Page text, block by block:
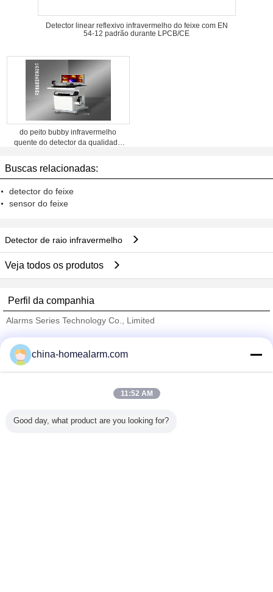
Detector linear reflexivo infravermelho do feixe com EN
54-12 padrão durante LPCB/CE
do peito bubby infravermelho
quente do detector da qualidade
Buscas relacionadas:
detector do feixe
sensor do feixe
Detector de raio infravermelho
Veja todos os produtos
Perfil da companhia
Alarms Series Technology Co., Limited
Trust Seal
Verified Suplier
Todos os Produtos
china-homealarm.com
11:52 AM
Good day, what product are you looking for?